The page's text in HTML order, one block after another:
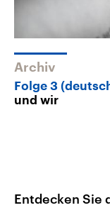
Archiv
Folge 3
und wir
Entdecken Sie